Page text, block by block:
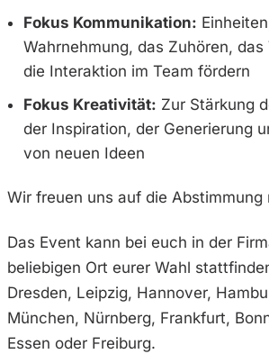
Fokus Kommunikation:
Wahrnehmung, das Zuhören,
die Interaktion im Team fördern
Fokus Kreativität: Zur Stärkung
der Inspiration, der Generierung
von neuen Ideen
Wir freuen uns auf die Abstimmung
Das Event kann bei euch in der
beliebigen Ort eurer Wahl
Dresden, Leipzig, Hannover,
München, Nürnberg, Frankfurt,
Essen oder Freiburg.